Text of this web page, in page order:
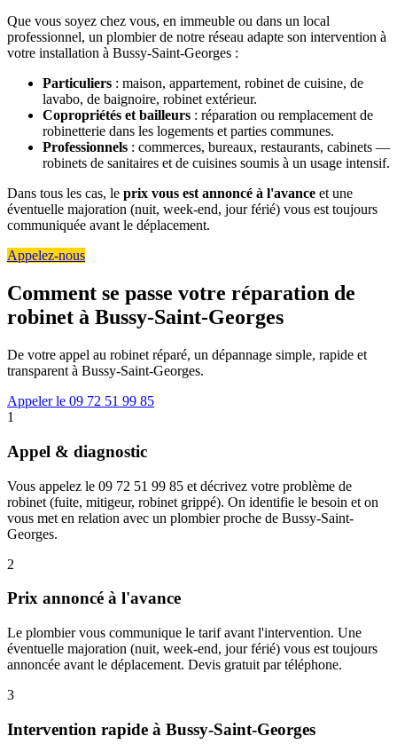
Que vous soyez chez vous, en immeuble ou dans un local
professionnel, un plombier de notre réseau adapte son intervention à
votre installation à Bussy-Saint-Georges :
Particuliers : maison, appartement, robinet de cuisine, de
lavabo, de baignoire, robinet extérieur.
Copropriétés et bailleurs : réparation ou remplacement de
robinetterie dans les logements et parties communes.
Professionnels : commerces, bureaux, restaurants, cabinets —
robinets de sanitaires et de cuisines soumis à un usage intensif.
Dans tous les cas, le prix vous est annoncé à l'avance et une
éventuelle majoration (nuit, week-end, jour férié) vous est toujours
communiquée avant le déplacement.
Appelez-nous
Comment se passe votre réparation de
robinet à Bussy-Saint-Georges
De votre appel au robinet réparé, un dépannage simple, rapide et
transparent à Bussy-Saint-Georges.
Appeler le 09 72 51 99 85
1
Appel & diagnostic
Vous appelez le 09 72 51 99 85 et décrivez votre problème de
robinet (fuite, mitigeur, robinet grippé). On identifie le besoin et on
vous met en relation avec un plombier proche de Bussy-Saint-
Georges.
2
Prix annoncé à l'avance
Le plombier vous communique le tarif avant l'intervention. Une
éventuelle majoration (nuit, week-end, jour férié) vous est toujours
annoncée avant le déplacement. Devis gratuit par téléphone.
3
Intervention rapide à Bussy-Saint-Georges